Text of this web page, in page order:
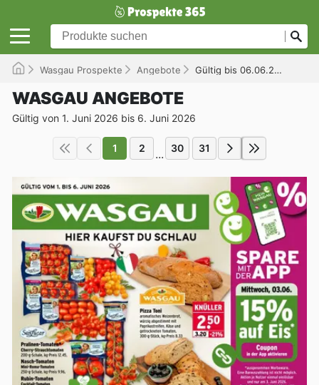
Wasgau Prospekte Angebote Gültig bis 06.06.2026
WASGAU ANGEBOTE
Gültig von 1. Juni 2026 bis 6. Juni 2026
1 2 ... 30 31